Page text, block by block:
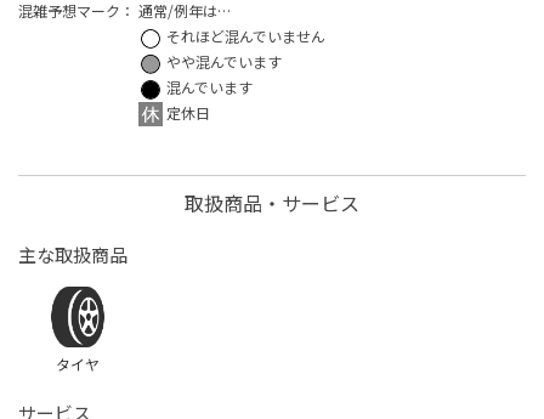
混雑予想マーク： 通常/例年は…
それほど混んでいません
やや混んでいます
混んでいます
定休日
取扱商品・サービス
主な取扱商品
タイヤ
サービス